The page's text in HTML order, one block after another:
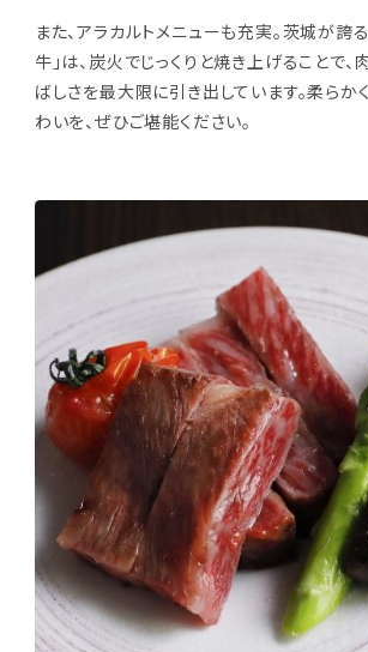
また、アラカルトメニューも充実。茨城が誇
牛」は、炭火でじっくりと焼き上げることで
ばしさを最大限に引き出しています。柔らか
わいを、ぜひご堪能ください。